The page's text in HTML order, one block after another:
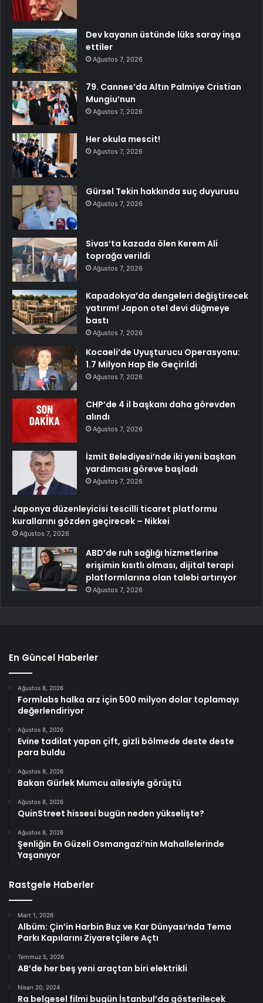
Dev kayanın üstünde lüks saray inşa
ettiler
Ağustos 7, 2026
79. Cannes’da Altın Palmiye Cristian
Mungiu’nun
Ağustos 7, 2026
Her okula mescit!
Ağustos 7, 2026
Gürsel Tekin hakkında suç duyurusu
Ağustos 7, 2026
Sivas’ta kazada ölen Kerem Ali
toprağa verildi
Ağustos 7, 2026
Kapadokya’da dengeleri değiştirecek
yatırım! Japon otel devi düğmeye
bastı
Ağustos 7, 2026
Kocaeli’de Uyuşturucu Operasyonu:
1.7 Milyon Hap Ele Geçirildi
Ağustos 7, 2026
CHP’de 4 il başkanı daha görevden
alındı
Ağustos 7, 2026
İzmit Belediyesi’nde iki yeni başkan
yardımcısı göreve başladı
Ağustos 7, 2026
Japonya düzenleyicisi tescilli ticaret platformu
kurallarını gözden geçirecek – Nikkei
Ağustos 7, 2026
ABD’de ruh sağlığı hizmetlerine
erişimin kısıtlı olması, dijital terapi
platformlarına olan talebi artırıyor
Ağustos 7, 2026
En Güncel Haberler
Ağustos 8, 2026
Formlabs halka arz için 500 milyon dolar toplamayı
değerlendiriyor
Ağustos 8, 2026
Evine tadilat yapan çift, gizli bölmede deste deste
para buldu
Ağustos 8, 2026
Bakan Gürlek Mumcu ailesiyle görüştü
Ağustos 8, 2026
QuinStreet hissesi bugün neden yükselişte?
Ağustos 8, 2026
Şenliğin En Güzeli Osmangazi’nin Mahallelerinde
Yaşanıyor
Rastgele Haberler
Mart 1, 2026
Albüm: Çin’in Harbin Buz ve Kar Dünyası’nda Tema
Parkı Kapılarını Ziyaretçilere Açtı
Temmuz 5, 2026
AB’de her beş yeni araçtan biri elektrikli
Nisan 20, 2024
Ra belgesel filmi bugün İstanbul’da gösterilecek